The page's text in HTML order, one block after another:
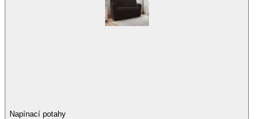
Napínací potahy